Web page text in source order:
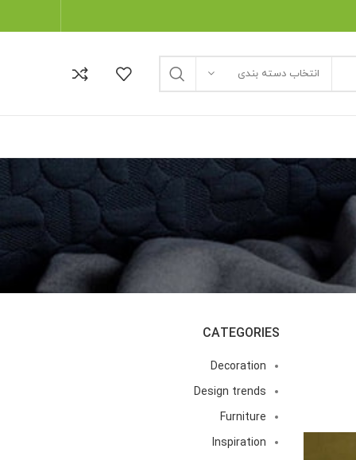
انتخاب دسته بندی
CATEGORIES
Decoration
Design trends
Furniture
Inspiration